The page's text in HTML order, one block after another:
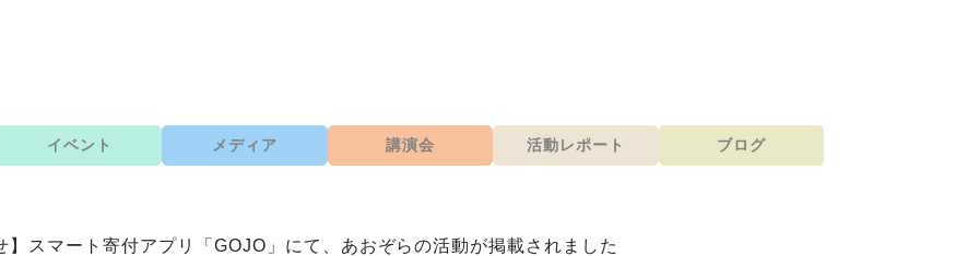
イベント メディア 講演会 活動レポート ブログ
】スマート寄付アプリ「GOJO」にて、あおぞらの活動が掲載されました